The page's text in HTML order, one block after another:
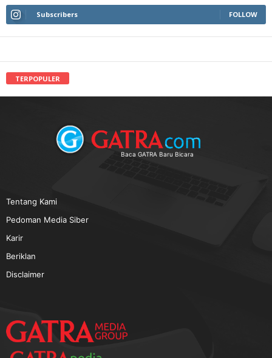
Subscribers FOLLOW